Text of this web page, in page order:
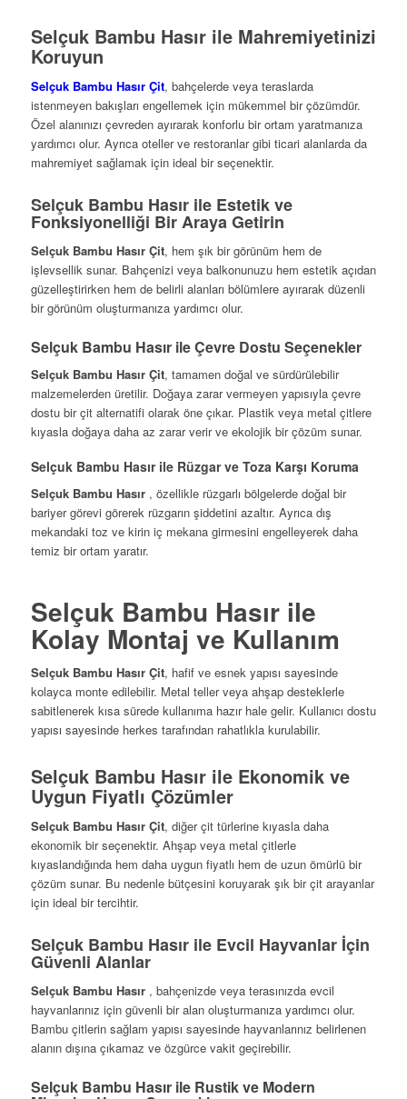
Selçuk Bambu Hasır ile Mahremiyetinizi
Koruyun
Selçuk Bambu Hasır Çit, bahçelerde veya teraslarda
istenmeyen bakışları engellemek için mükemmel bir çözümdür.
Özel alanınızı çevreden ayırarak konforlu bir ortam yaratmanıza
yardımcı olur. Ayrıca oteller ve restoranlar gibi ticari alanlarda da
mahremiyet sağlamak için ideal bir seçenektir.
Selçuk Bambu Hasır ile Estetik ve
Fonksiyonelliği Bir Araya Getirin
Selçuk Bambu Hasır Çit, hem şık bir görünüm hem de
işlevsellik sunar. Bahçenizi veya balkonunuzu hem estetik açıdan
güzelleştirirken hem de belirli alanları bölümlere ayırarak düzenli
bir görünüm oluşturmanıza yardımcı olur.
Selçuk Bambu Hasır ile Çevre Dostu Seçenekler
Selçuk Bambu Hasır Çit, tamamen doğal ve sürdürülebilir
malzemelerden üretilir. Doğaya zarar vermeyen yapısıyla çevre
dostu bir çit alternatifi olarak öne çıkar. Plastik veya metal çitlere
kıyasla doğaya daha az zarar verir ve ekolojik bir çözüm sunar.
Selçuk Bambu Hasır ile Rüzgar ve Toza Karşı Koruma
Selçuk Bambu Hasır , özellikle rüzgarlı bölgelerde doğal bir
bariyer görevi görerek rüzgarın şiddetini azaltır. Ayrıca dış
mekandaki toz ve kirin iç mekana girmesini engelleyerek daha
temiz bir ortam yaratır.
Selçuk Bambu Hasır ile
Kolay Montaj ve Kullanım
Selçuk Bambu Hasır Çit, hafif ve esnek yapısı sayesinde
kolayca monte edilebilir. Metal teller veya ahşap desteklerle
sabitlenerek kısa sürede kullanıma hazır hale gelir. Kullanıcı dostu
yapısı sayesinde herkes tarafından rahatlıkla kurulabilir.
Selçuk Bambu Hasır ile Ekonomik ve
Uygun Fiyatlı Çözümler
Selçuk Bambu Hasır Çit, diğer çit türlerine kıyasla daha
ekonomik bir seçenektir. Ahşap veya metal çitlerle
kıyaslandığında hem daha uygun fiyatlı hem de uzun ömürlü bir
çözüm sunar. Bu nedenle bütçesini koruyarak şık bir çit arayanlar
için ideal bir tercihtir.
Selçuk Bambu Hasır ile Evcil Hayvanlar İçin
Güvenli Alanlar
Selçuk Bambu Hasır , bahçenizde veya terasınızda evcil
hayvanlarınız için güvenli bir alan oluşturmanıza yardımcı olur.
Bambu çitlerin sağlam yapısı sayesinde hayvanlarınız belirlenen
alanın dışına çıkamaz ve özgürce vakit geçirebilir.
Selçuk Bambu Hasır ile Rustik ve Modern